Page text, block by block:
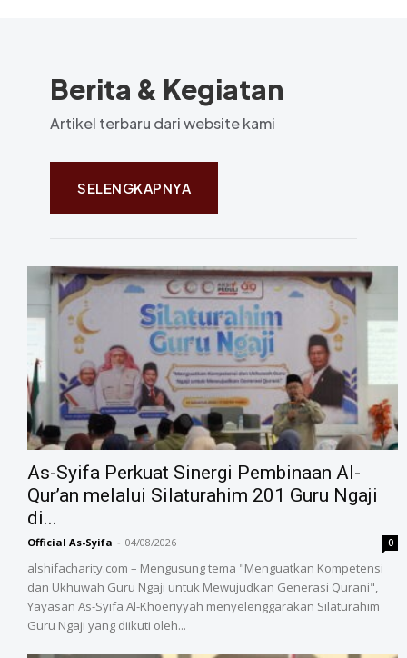
Berita & Kegiatan
Artikel terbaru dari website kami
SELENGKAPNYA
As-Syifa Perkuat Sinergi Pembinaan Al-
Qur’an melalui Silaturahim 201 Guru Ngaji
di...
Official As-Syifa - 04/08/2026 0
alshifacharity.com – Mengusung tema "Menguatkan Kompetensi
dan Ukhuwah Guru Ngaji untuk Mewujudkan Generasi Qurani",
Yayasan As-Syifa Al-Khoeriyyah menyelenggarakan Silaturahim
Guru Ngaji yang diikuti oleh...